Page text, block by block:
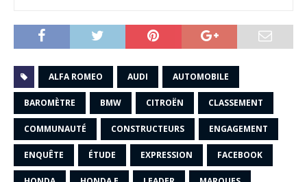
ALFA ROMEO AUDI AUTOMOBILE
BAROMÈTRE BMW CITROËN CLASSEMENT
COMMUNAUTÉ CONSTRUCTEURS ENGAGEMENT
ENQUÊTE ÉTUDE EXPRESSION FACEBOOK